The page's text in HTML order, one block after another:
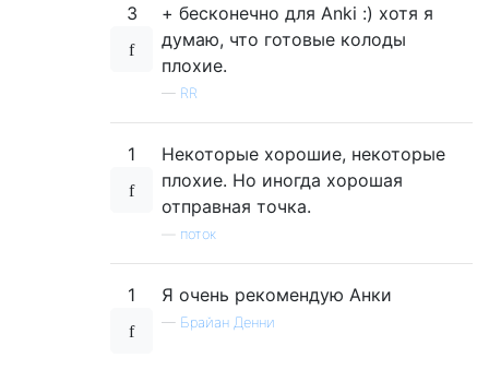
3
+ бесконечно для Anki :) хотя я
думаю, что готовые колоды
плохие.
— RR
1
Некоторые хорошие, некоторые
плохие. Но иногда хорошая
отправная точка.
поток
1 Я очень рекомендую Анки
— Брайан Денни